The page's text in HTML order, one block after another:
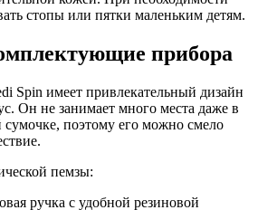
стопы или пятки маленьким детям.
прибора
Spin имеет привлекательный дизайн
Он не занимает много места даже в
поэтому его можно смело
пемзы:
ручка с удобной резиновой